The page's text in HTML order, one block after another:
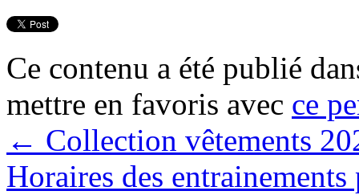
Ce contenu a été publié
mettre en favoris avec ce
← Collection vêtements
Horaires des